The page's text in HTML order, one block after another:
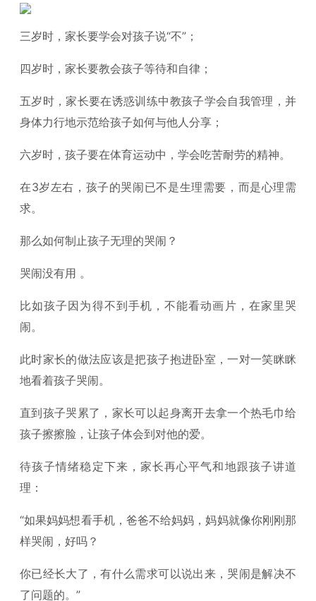
三岁时，家长要学会对孩子说“不”；
四岁时，家长要教会孩子等待和自律；
五岁时，家长要在诱惑训练中教孩子学会自我管理，并
身体力行地示范给孩子如何与他人分享；
六岁时，孩子要在体育运动中，学会吃苦耐劳的精神。
在3岁左右，孩子的哭闹已不是生理需要，而是心理需
求。
那么如何制止孩子无理的哭闹？
哭闹没有用 。
比如孩子因为得不到手机，不能看动画片，在家里哭
闹。
此时家长的做法应该是把孩子抱进卧室，一对一笑眯眯
地看着孩子哭闹。
直到孩子哭累了，家长可以起身离开去拿一个热毛巾给
孩子擦擦脸，让孩子体会到对他的爱。
待孩子情绪稳定下来，家长再心平气和地跟孩子讲道
理：
“如果妈妈想看手机，爸爸不给妈妈，妈妈就像你刚刚那
样哭闹，好吗？
你已经长大了，有什么需求可以说出来，哭闹是解决不
了问题的。”